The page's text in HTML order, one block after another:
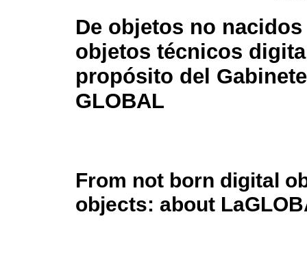
De objetos no
objetos técnicos
propósito del
GLOBAL
From not born digital
objects: about